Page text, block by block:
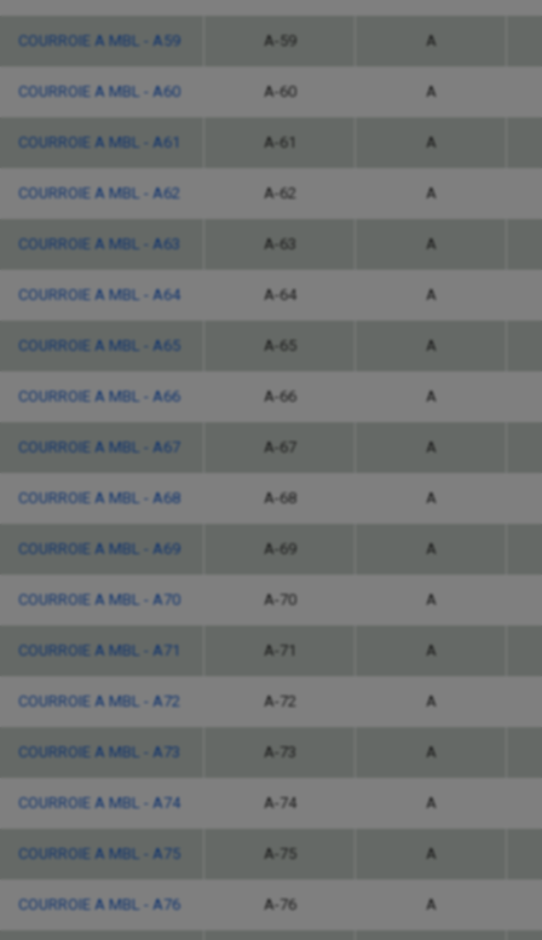
COURROIE A MBL - A59 A-59 A
COURROIE A MBL - A60 A-60 A
COURROIE A MBL - A61 A-61 A
COURROIE A MBL - A62 A-62 A
COURROIE A MBL - A63 A-63 A
COURROIE A MBL - A64 A-64 A
COURROIE A MBL - A65 A-65 A
COURROIE A MBL - A66 A-66 A
COURROIE A MBL - A67 A-67 A
COURROIE A MBL - A68 A-68 A
COURROIE A MBL - A69 A-69 A
COURROIE A MBL - A70 A-70 A
COURROIE A MBL - A71 A-71 A
COURROIE A MBL - A72 A-72 A
COURROIE A MBL - A73 A-73 A
COURROIE A MBL - A74 A-74 A
COURROIE A MBL - A75 A-75 A
COURROIE A MBL - A76 A-76 A